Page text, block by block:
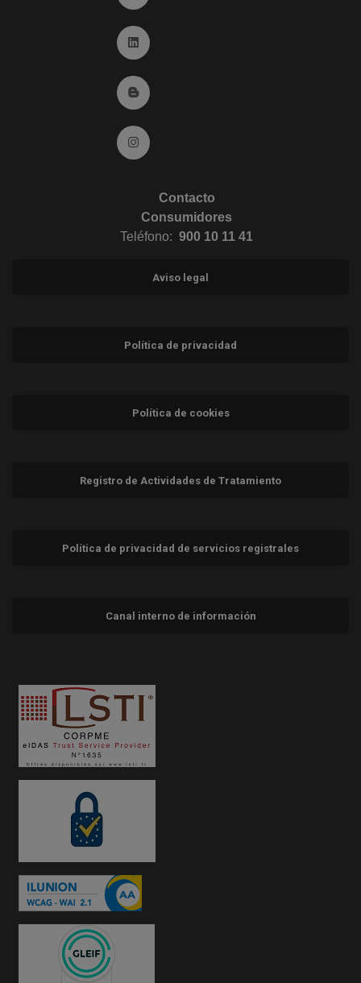
Ir a Linkedin (abre en ventana nueva)
Ir al Blog (abre en ventana nueva)
Ir a Instagram (abre en ventana nueva)
Contacto
Consumidores
Teléfono: 900 10 11 41
Aviso legal
Política de privacidad
Política de cookies
Registro de Actividades de Tratamiento
Política de privacidad de servicios registrales
Canal interno de información